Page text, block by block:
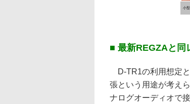
小
■ 最新REGZAと同
D-TR1の利用想定
張という用途が考え
ナログオーディオで